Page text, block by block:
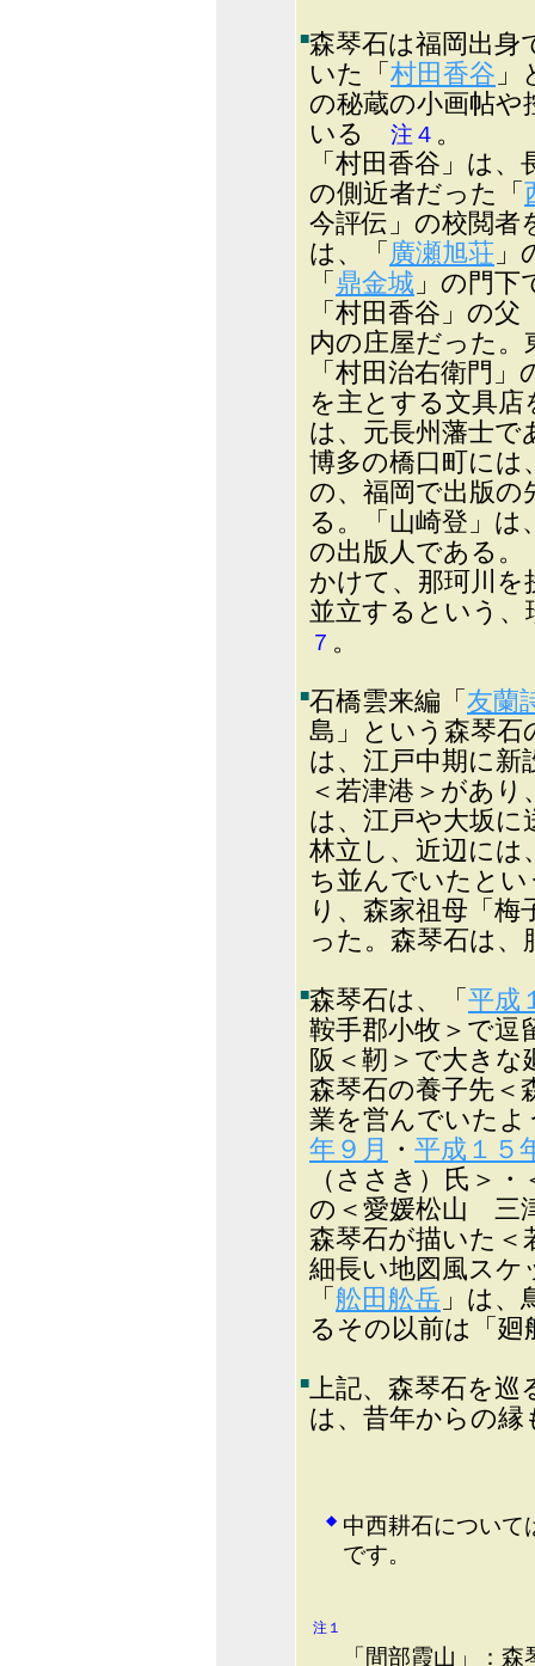
■森琴石は福岡出身
いた「 村田香谷
の秘蔵の小画帖や
いる 注４ 。
「村田香谷」は
の側近者だった「
今評伝」の校閲
は、「 廣瀬旭荘
「 鼎金城 」の門
「村田香谷」の
内の庄屋だった。
「村田治右衛門
を主とする文具
は、元長州藩士
博多の橋口町には
の、福岡で出版の
る。「山崎登」
の出版人である。
かけて、那珂川を
並立するという
７ 。
■石橋雲来編「 友蘭
島」という森琴石
は、江戸中期に新
＜若津港＞があ
は、江戸や大坂に
林立し、近辺には
ち並んでいたと
り、森家祖母「梅
った。森琴石は
■森琴石は、「 平成
鞍手郡小牧＞で逗
阪＜靭＞で大きな
森琴石の養子先＜
業を営んでいた
年９月
・ 平成１５
（ささき）氏＞
の＜愛媛松山 三
森琴石が描いた＜
細長い地図風スケ
「 舩田舩岳 」は、
るその以前は「
■上記、森琴石を巡
は、昔年からの
◆ 中西耕石について
です。
注１
「間部霞山」：